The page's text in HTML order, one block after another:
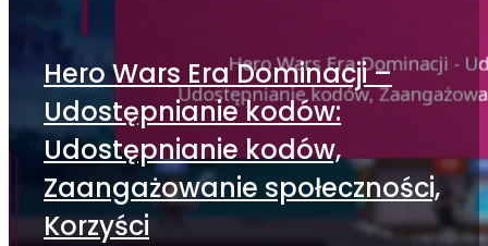
Hero Wars Era Dominacji –
Udostępnianie kodów:
Udostępnianie kodów,
Zaangażowanie społeczności,
Korzyści